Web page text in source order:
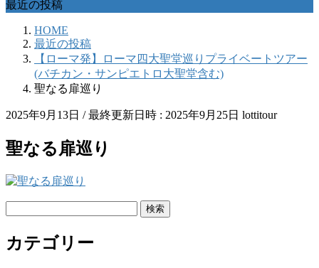
プ
動
最近の投稿
HOME
最近の投稿
【ローマ発】ローマ四大聖堂巡りプライベートツアー
(バチカン・サンピエトロ大聖堂含む)
聖なる扉巡り
2025年9月13日 / 最終更新日時 : 2025年9月25日 lottitour
聖なる扉巡り
カテゴリー